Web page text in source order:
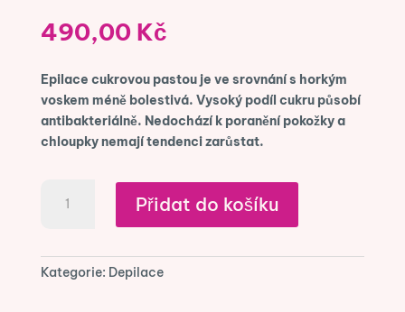
490,00 Kč
Epilace cukrovou pastou je ve srovnání s horkým
voskem méně bolestivá. Vysoký podíl cukru působí
antibakteriálně. Nedochází k poranění pokožky a
chloupky nemají tendenci zarůstat.
třísel
množství
Přidat do košíku
Kategorie: Depilace